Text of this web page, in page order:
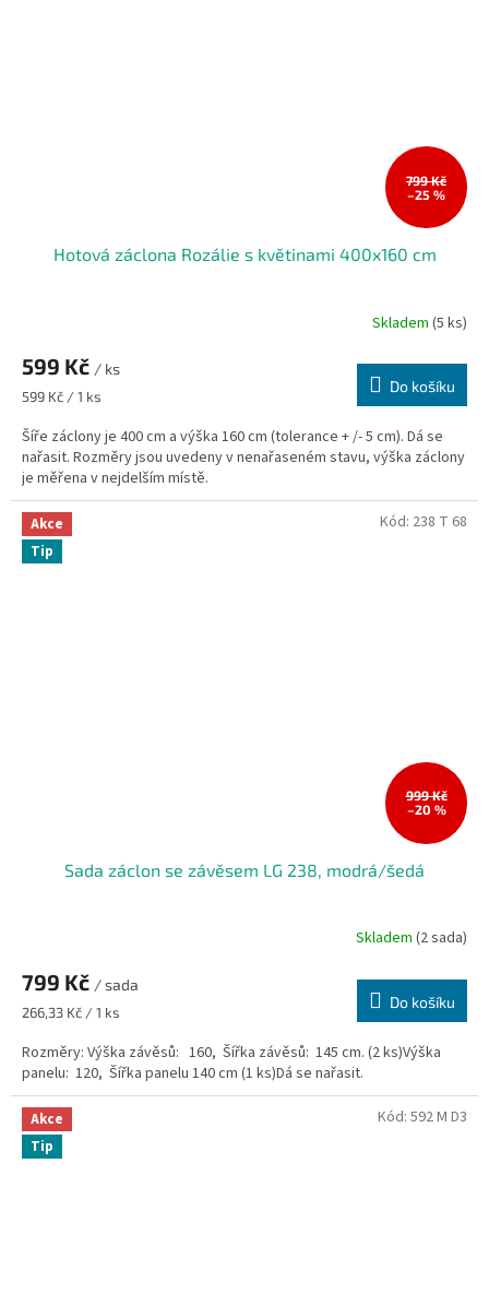
799 Kč
–25 %
Hotová záclona Rozálie s květinami 400x160 cm
Skladem (5 ks)
599 Kč / ks
Měrná
599 Kč / 1 ks
Do košíku
Šíře záclony je 400 cm a výška 160 cm (tolerance + /- 5 cm). Dá se
nařasit. Rozměry jsou uvedeny v nenařaseném stavu, výška záclony
je měřena v nejdelším místě.
Akce
Tip
999 Kč
–20 %
Sada záclon se závěsem LG 238, modrá/šedá
Skladem (2 sada)
799 Kč / sada
Měrná
266,33 Kč / 1 ks
Do košíku
Rozměry: Výška závěsů: 160, Šířka závěsů: 145 cm. (2 ks)Výška
panelu: 120, Šířka panelu 140 cm (1 ks)Dá se nařasit.
Kód: 238 T 68
Akce
Tip
Kód: 592 M D3